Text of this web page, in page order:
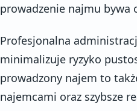
prowadzenie najmu bywa
Profesjonalna
minimalizuje ryzyko
prowadzony najem to
najemcami oraz szybsze